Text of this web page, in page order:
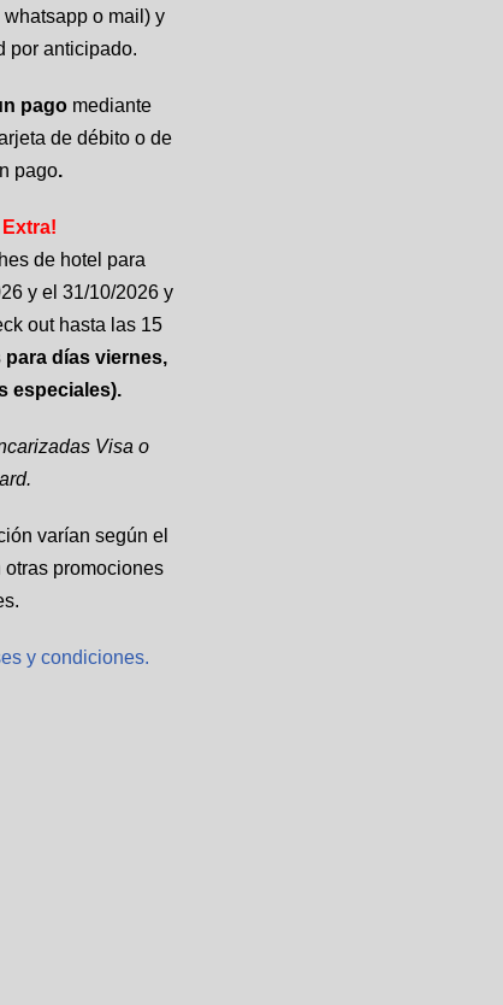
o mail) y
por anticipado.
pago mediante
de débito o de
pago.
de hotel para
y el 31/10/2026 y
out hasta las 15
para días viernes,
especiales).
Visa o
varían según el
promociones
y condiciones.